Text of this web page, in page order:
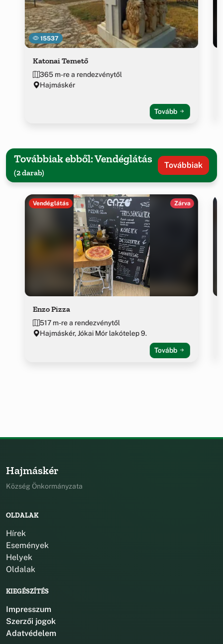
15537
Katonai Temető
365 m-re a rendezvénytől
Hajmáskér
Tovább
Továbbiak ebből: Vendéglátás
(2 darab)
Továbbiak
Vendéglátás Zárva
Enzo Pizza
517 m-re a rendezvénytől
Hajmáskér, Jókai Mór lakótelep 9.
Tovább
Hajmáskér
Község Önkormányzata
OLDALAK
Hírek
Események
Helyek
Oldalak
KIEGÉSZÍTÉS
Impresszum
Szerzői jogok
Adatvédelem